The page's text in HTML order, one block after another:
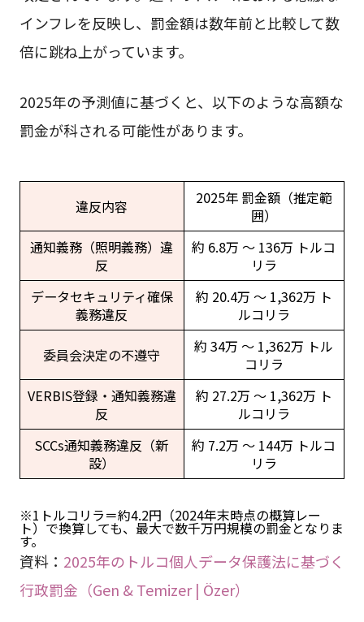
インフレを反映し、罰金額は数年前と比較して数
倍に跳ね上がっています。
2025年の予測値に基づくと、以下のような高額な
罰金が科される可能性があります。
違反内容
2025年 罰金額（推定範
囲）
通知義務（照明義務）違
反
約 6.8万 ～ 136万 トルコ
リラ
データセキュリティ確保
義務違反
約 20.4万 ～ 1,362万 ト
ルコリラ
委員会決定の不遵守
約 34万 ～ 1,362万 トル
コリラ
VERBIS登録・通知義務違
反
約 27.2万 ～ 1,362万 ト
ルコリラ
SCCs通知義務違反（新
設）
約 7.2万 ～ 144万 トルコ
リラ
※1トルコリラ＝約4.2円（2024年末時点の概算レー
ト）で換算しても、最大で数千万円規模の罰金となりま
す。
資料： 2025年のトルコ個人データ保護法に基づく
行政罰金（Gen & Temizer | Özer）